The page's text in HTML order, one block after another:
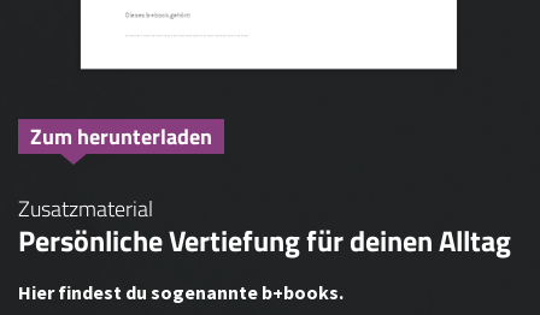
Zum herunterladen
Zusatzmaterial
Persönliche Vertiefung für deinen Alltag
Hier findest du sogenannte b+books.